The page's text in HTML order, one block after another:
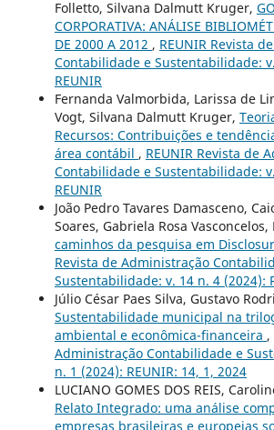
Folletto, Silvana Dalmutt Kruger,
CORPORATIVA: ANÁLISE
DE 2000 A 2012 , REUNIR Revista
Contabilidade e Sustentabilidade:
REUNIR
Fernanda Valmorbida, Larissa de
Vogt, Silvana Dalmutt Kruger,
Recursos: Contribuições e
área contábil , REUNIR Revista de
Contabilidade e Sustentabilidade:
REUNIR
João Pedro Tavares Damasceno,
Soares, Gabriela Rosa
caminhos da pesquisa em
Revista de Administração
Sustentabilidade: v. 14 n. 4 (2024):
Júlio César Paes Silva, Gustavo
Sustentabilidade municipal na
ambiental e econômica-financeira ,
Administração Contabilidade e
n. 1 (2024): REUNIR: 14, 1, 2024
LUCIANO GOMES DOS REIS,
Relato Integrado: uma análise
empresas brasileiras e europeias